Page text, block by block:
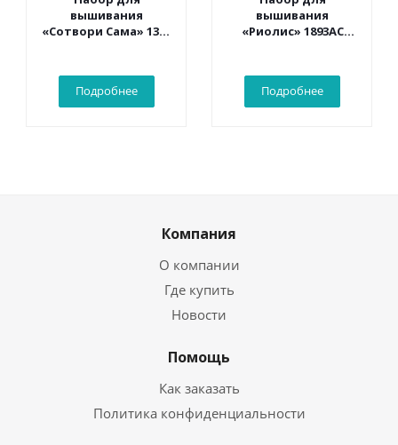
вышивания
«Сотвори Сама» 1362
Подробнее
вышивания
«Риолис» 1893АС
малыша» 16*9 см
Подробнее
Компания
О компании
Где купить
Новости
Помощь
Как заказать
Политика конфиденциальности